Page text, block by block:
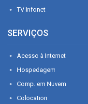
TV Infonet
SERVIÇOS
Acesso à Internet
Hospedagem
Comp. em Nuvem
Colocation